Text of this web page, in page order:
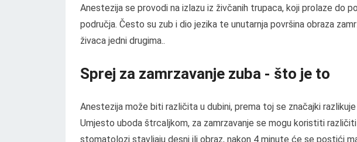
Anestezija se provodi na izlazu iz živčanih trupaca, koji prolaze do
područja. Često su zub i dio jezika te unutarnja površina obraza
živaca jedni drugima..
Sprej za zamrzavanje zuba - što je to
Anestezija može biti različita u dubini, prema toj se značajki
Umjesto uboda štrcaljkom, za zamrzavanje se mogu koristiti
stomatolozi stavljaju desni ili obraz, nakon 4 minute će se postići